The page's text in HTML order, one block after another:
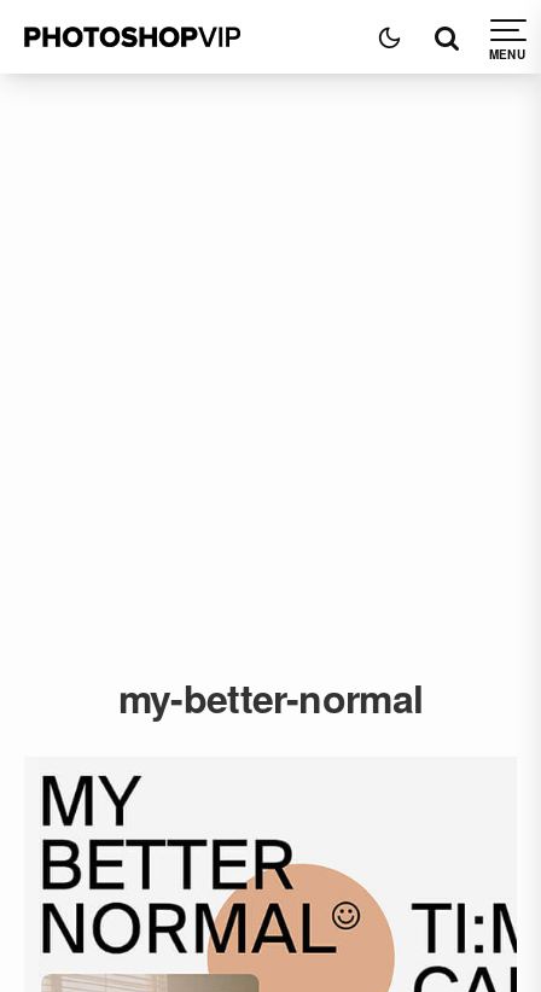
my-better-normal